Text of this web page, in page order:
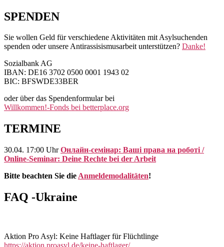
SPENDEN
Sie wollen Geld für verschiedene Aktivitäten mit Asylsuchenden
spenden oder unsere Antirassisismusarbeit unterstützen? Danke!
Sozialbank AG
IBAN: DE16 3702 0500 0001 1943 02
BIC: BFSWDE33BER
oder über das Spendenformular bei
Willkommen!-Fonds bei betterplace.org
TERMINE
30.04. 17:00 UhrОнлайн-семінар: Ваші права на роботі /
Online-Seminar: Deine Rechte bei der Arbeit
Bitte beachten Sie die Anmeldemodalitäten!
FAQ -Ukraine
Aktion Pro Asyl: Keine Haftlager für Flüchtlinge
https://aktion.proasyl.de/keine-haftlager/